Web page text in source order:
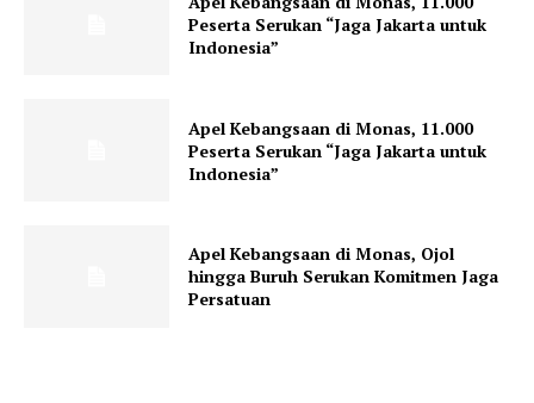
Peserta Serukan “Jaga Jakarta untuk
Indonesia”
Apel Kebangsaan di Monas, 11.000
Peserta Serukan “Jaga Jakarta untuk
Indonesia”
Apel Kebangsaan di Monas, Ojol
hingga Buruh Serukan Komitmen Jaga
Persatuan